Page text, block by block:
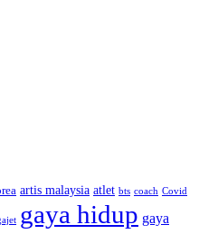
artis malaysia atlet bts coach Covid
gaya hidup gaya